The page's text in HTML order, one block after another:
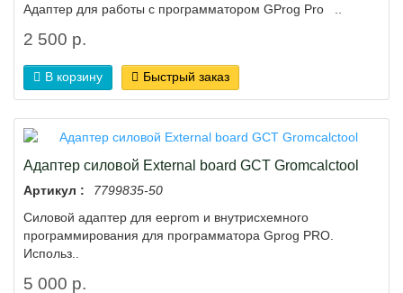
Адаптер для работы с программатором GProg Pro ..
2 500 р.
В корзину Быстрый заказ
Адаптер силовой External board GCT Gromcalctool
Артикул :
7799835-50
Силовой адаптер для eeprom и внутрисхемного
программирования для программатора Gprog PRO.
Использ..
5 000 р.